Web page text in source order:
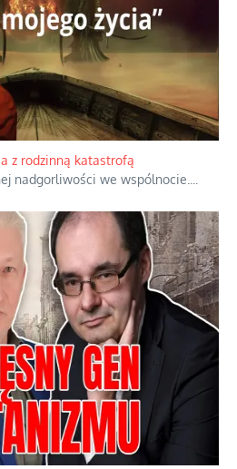
z rodzinną katastrofą
nadgorliwości we wspólnocie.